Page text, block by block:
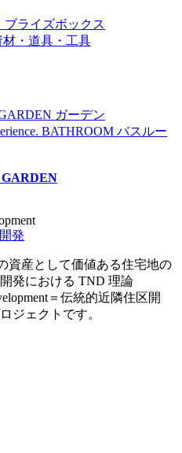
ライズボックス
材・道具・工具
ガーデン
BATHROOM バスルー
発
資産として価値ある住宅地の
発における TND 理論
＝伝統的近隣住区開
ジェクトです。